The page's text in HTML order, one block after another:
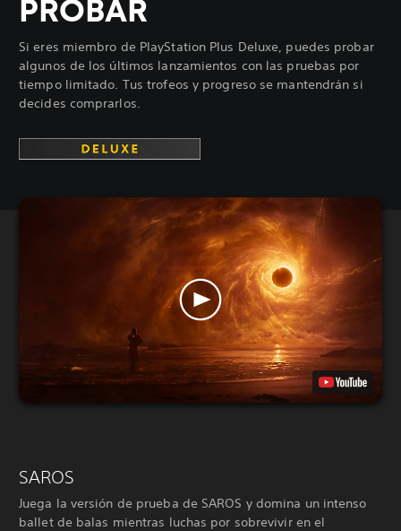
PROBAR
Si eres miembro de PlayStation Plus Deluxe, puedes probar
algunos de los últimos lanzamientos con las pruebas por
tiempo limitado. Tus trofeos y progreso se mantendrán si
decides comprarlos.
SAROS
Juega la versión de prueba de SAROS y domina un intenso
ballet de balas mientras luchas por sobrevivir en el